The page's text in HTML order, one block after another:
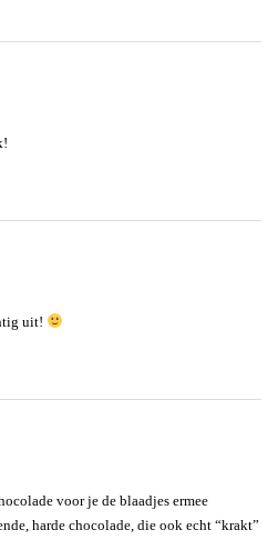
uit!
voor je de blaadjes ermee
harde chocolade, die ook echt “krakt”